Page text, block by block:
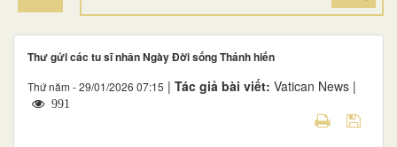
Thư gửi các tu sĩ nhân Ngày Đời sống Thánh hiến
Thứ năm - 29/01/2026 07:15 | Tác giả bài viết: Vatican News |
991